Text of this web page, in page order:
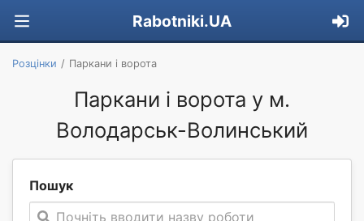
Rabotniki.UA
Розцінки Паркани і ворота
Паркани і ворота у м.
Володарськ-Волинський
Пошук
Почніть вводити назву роботи